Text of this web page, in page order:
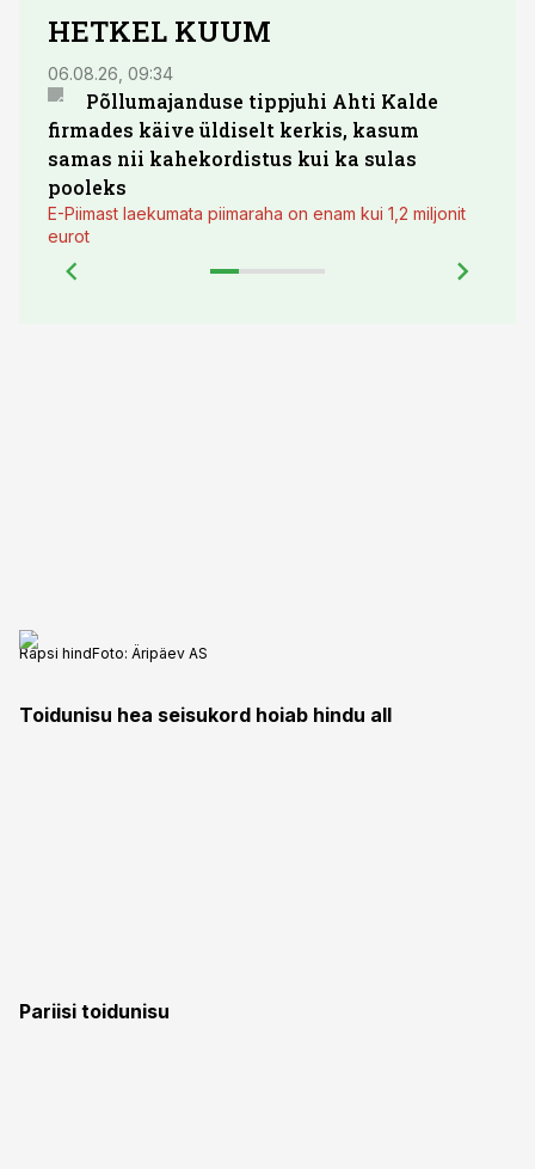
HETKEL KUUM
06.08.26, 09:34
Põllumajanduse tippjuhi Ahti Kalde
firmades käive üldiselt kerkis, kasum
samas nii kahekordistus kui ka sulas
pooleks
E-Piimast laekumata piimaraha on enam kui 1,2 miljonit
eurot
Rapsi hindFoto: Äripäev AS
Toidunisu hea seisukord hoiab hindu all
Pariisi toidunisu